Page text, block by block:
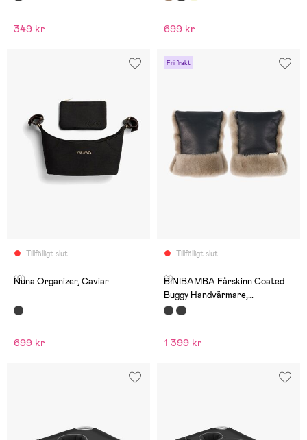
349 kr 699 kr
Tillfälligt slut
(0)
Nuna Organizer, Caviar
699 kr
Fri frakt
Tillfälligt slut
(1)
BINIBAMBA Fårskinn Coated
Buggy Handvärmare,
Noir/Toast
1 399 kr